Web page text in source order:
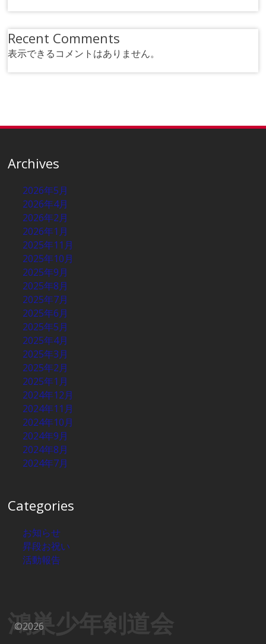
Recent Comments
表示できるコメントはありません。
Archives
2026年5月
2026年4月
2026年2月
2026年1月
2025年11月
2025年10月
2025年9月
2025年8月
2025年7月
2025年6月
2025年5月
2025年4月
2025年3月
2025年2月
2025年1月
2024年12月
2024年11月
2024年10月
2024年9月
2024年8月
2024年7月
Categories
お知らせ
昇段お祝い
活動報告
鴻巣少年剣道会
©2026